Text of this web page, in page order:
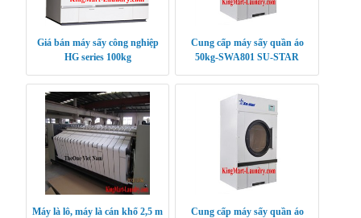
Giá bán máy sấy công nghiệp
HG series 100kg
Cung cấp máy sấy quần áo
50kg-SWA801 SU-STAR
Máy là lô, máy là cán khổ 2,5 m
Cung cấp máy sấy quần áo